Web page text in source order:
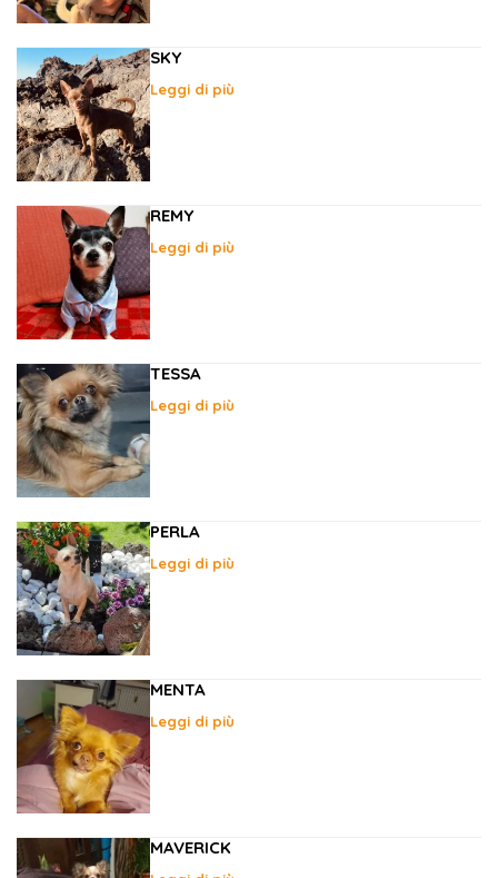
SKY
Leggi di più
REMY
Leggi di più
TESSA
Leggi di più
PERLA
Leggi di più
MENTA
Leggi di più
MAVERICK